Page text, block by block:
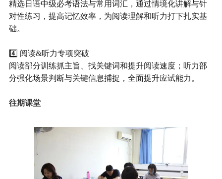
精选日语中级必考语法与常用词汇，通过情境化讲解与针
对性练习，提高记忆效率，为阅读理解和听力打下扎实基
础。
4️⃣ 阅读&听力专项突破
阅读部分训练抓主旨、找关键词和提升阅读速度；听力部
分强化场景判断与关键信息捕捉，全面提升应试能力。
往期课堂